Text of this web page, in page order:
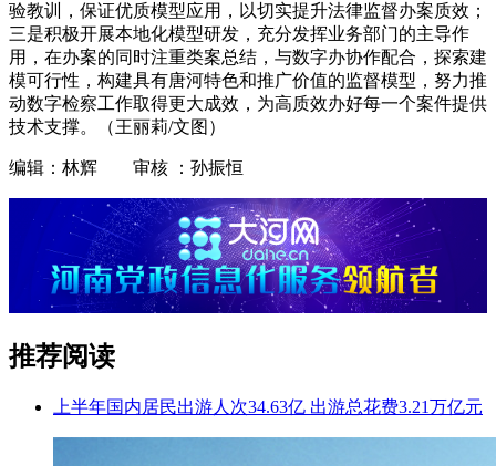
验教训，保证优质模型应用，以切实提升法律监督办案质效；
三是积极开展本地化模型研发，充分发挥业务部门的主导作
用，在办案的同时注重类案总结，与数字办协作配合，探索建
模可行性，构建具有唐河特色和推广价值的监督模型，努力推
动数字检察工作取得更大成效，为高质效办好每一个案件提供
技术支撑。（王丽莉/文图）
编辑：林辉 审核 ：孙振恒
推荐阅读
上半年国内居民出游人次34.63亿 出游总花费3.21万亿元